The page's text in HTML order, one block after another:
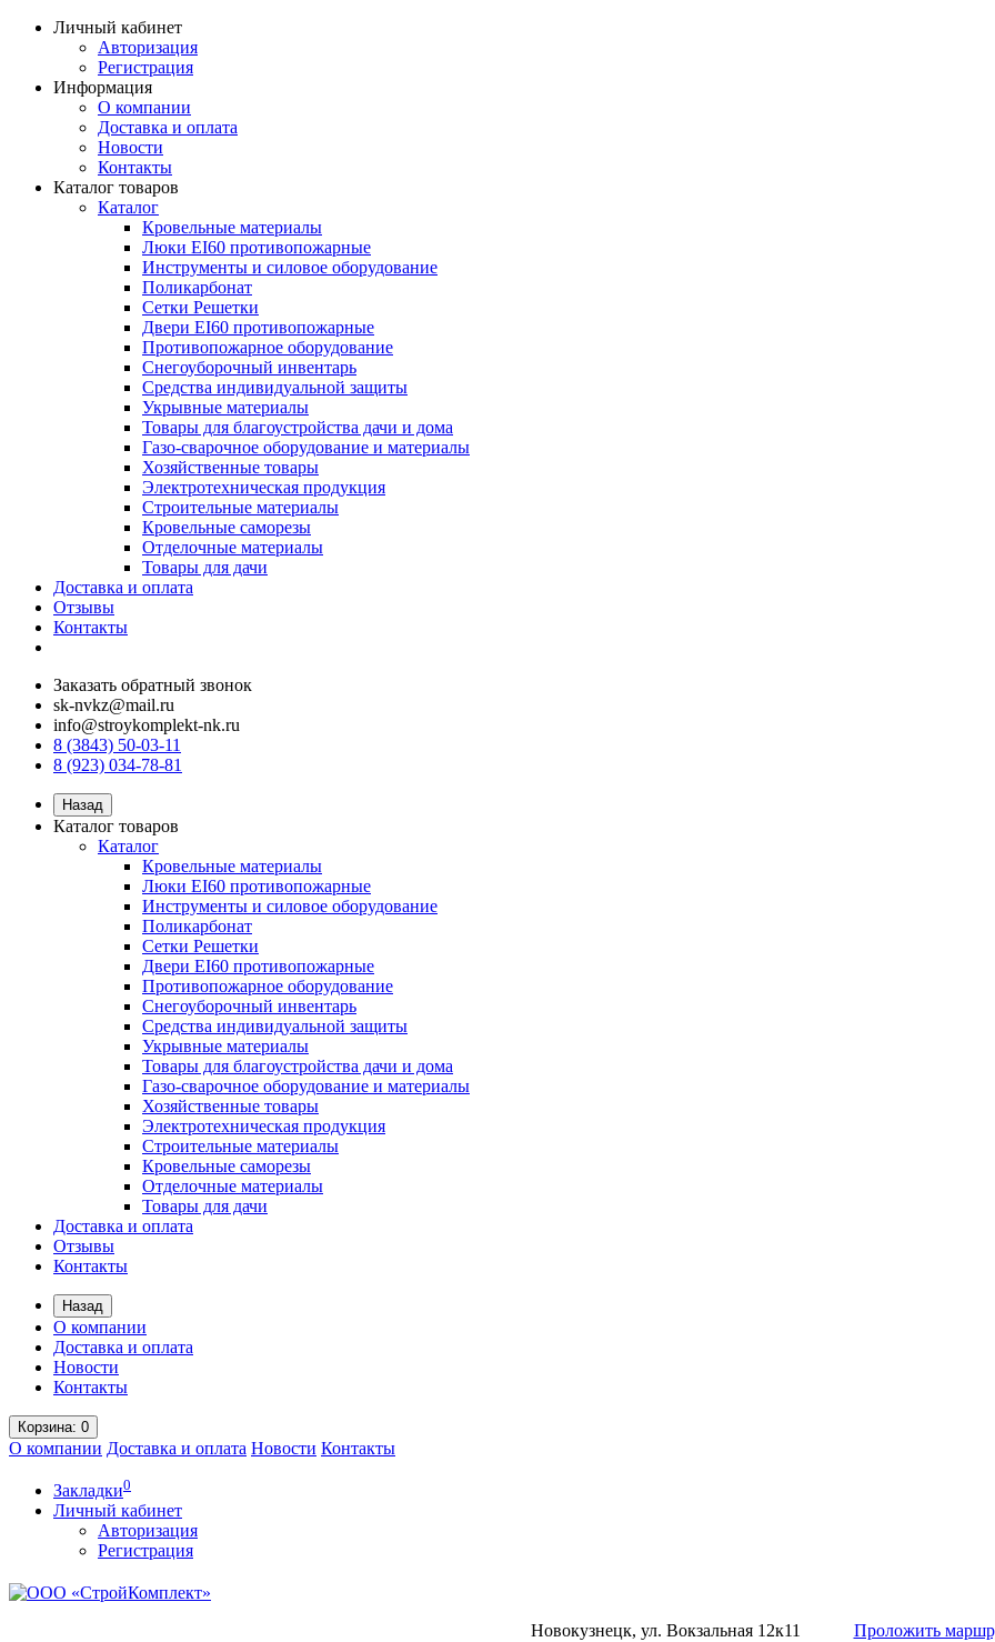
Личный кабинет
Авторизация
Регистрация
Информация
О компании
Доставка и оплата
Новости
Контакты
Каталог товаров
Каталог
Кровельные материалы
Люки EI60 противопожарные
Инструменты и силовое оборудование
Поликарбонат
Сетки Решетки
Двери EI60 противопожарные
Противопожарное оборудование
Снегоуборочный инвентарь
Средства индивидуальной защиты
Укрывные материалы
Товары для благоустройства дачи и дома
Газо-сварочное оборудование и материалы
Хозяйственные товары
Электротехническая продукция
Строительные материалы
Кровельные саморезы
Отделочные материалы
Товары для дачи
Доставка и оплата
Отзывы
Контакты
Заказать обратный звонок
sk-nvkz@mail.ru
info@stroykomplekt-nk.ru
8 (3843) 50-03-11
8 (923) 034-78-81
Назад
Каталог товаров
Каталог
Кровельные материалы
Люки EI60 противопожарные
Инструменты и силовое оборудование
Поликарбонат
Сетки Решетки
Двери EI60 противопожарные
Противопожарное оборудование
Снегоуборочный инвентарь
Средства индивидуальной защиты
Укрывные материалы
Товары для благоустройства дачи и дома
Газо-сварочное оборудование и материалы
Хозяйственные товары
Электротехническая продукция
Строительные материалы
Кровельные саморезы
Отделочные материалы
Товары для дачи
Доставка и оплата
Отзывы
Контакты
Назад
О компании
Доставка и оплата
Новости
Контакты
Корзина: 0
О компании Доставка и оплата Новости Контакты
Закладки0
Личный кабинет
Авторизация
Регистрация
Новокузнецк, ул. Вокзальная 12к11 Проложить